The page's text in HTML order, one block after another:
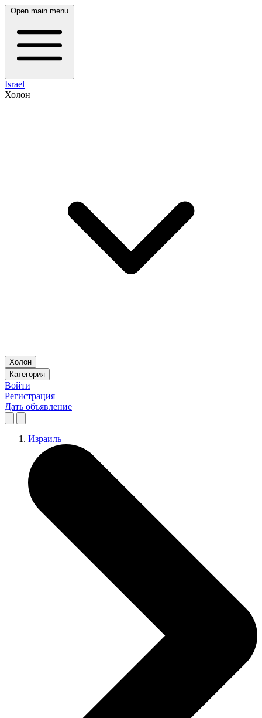
Open main menu
Israel
Холон
Холон
Категория
Войти
Регистрация
Дать объявление
Израиль